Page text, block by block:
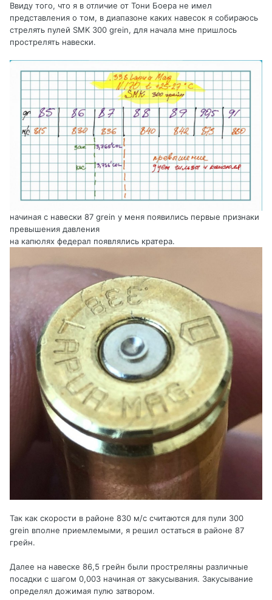
Ввиду того, что я в отличие от Тони Боера не имел
представления о том, в диапазоне каких навесок я собираюсь
стрелять пулей SMK 300 grein, для начала мне пришлось
прострелять навески.
начиная с навески 87 grein у меня появились первые признаки
превышения давления
на капюлях федерал появлялись кратера.
Так как скорости в районе 830 м/с считаются для пули 300
grein вполне приемлемыми, я решил остаться в районе 87
грейн.
Далее на навеске 86,5 грейн были простреляны различные
посадки с шагом 0,003 начиная от закусывания. Закусывание
определял дожимая пулю затвором.